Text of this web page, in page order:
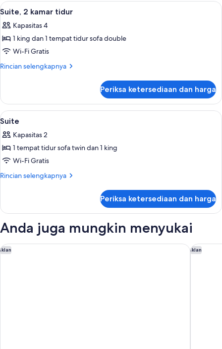
kamar
Lihat
semua
foto
untuk
Suite,
2
Seprai premium, tempat tidur Select
4
Suite, 2 kamar tidur
Kapasitas 4
1 king dan 1 tempat tidur sofa double
Wi-Fi Gratis
Rincian selengkapnya
Rincian
Suite,
kamar
Periksa ketersediaan dan harga
Lihat
semua
foto
untuk
Suite
Seprai premium, tempat tidur Select
8
Suite
Kapasitas 2
1 tempat tidur sofa twin dan 1 king
Wi-Fi Gratis
Rincian selengkapnya
Rincian
Suite
Periksa ketersediaan dan harga
Anda juga mungkin menyukai
Iklan
Casa Almagro by The Pavilions Hotels & Resorts Iklan